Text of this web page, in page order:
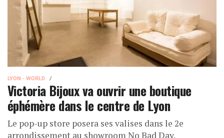
LYON - WORLD
Victoria Bijoux va ouvrir une boutique
éphémère dans le centre de Lyon
Le pop-up store posera ses valises dans le 2e
arrondissement au showroom No Bad Day.